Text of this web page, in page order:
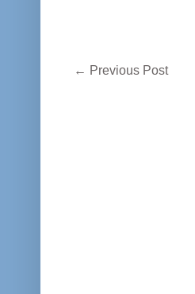
← Previous Post